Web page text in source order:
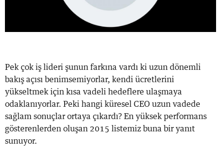
Pek çok iş lideri şunun farkına vardı ki uzun dönemli
bakış açısı benimsemiyorlar, kendi ücretlerini
yükseltmek için kısa vadeli hedeflere ulaşmaya
odaklanıyorlar. Peki hangi küresel CEO uzun vadede
sağlam sonuçlar ortaya çıkardı? En yüksek performans
gösterenlerden oluşan 2015 listemiz buna bir yanıt
sunuyor.